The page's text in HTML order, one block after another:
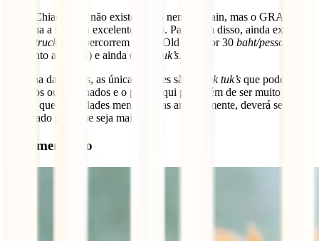
Já em Chiang Mai não existe metro nem skytrain, mas o GRAB
continua a ser uma excelente opção. Para além disso, ainda existem
red trucks que percorrem toda a Old City por 30 baht/pessoa
um ponto ao outro) e ainda os
tuk tuk’s.
Na zona das praias, as únicas opções são os
tuk tuk’s que podem ser
privados ou partilhados e o preço aqui para além de ser muito mais
alto do que nas cidades mencionadas anteriormente, deverá ser
negociado para que seja mais justo.
9. Alimentação